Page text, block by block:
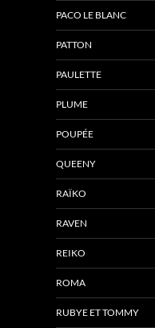
PACO LE BLANC
PATTON
PAULETTE
PLUME
POUPÉE
QUEENY
RAÏKO
RAVEN
REIKO
ROMA
RUBYE ET TOMMY